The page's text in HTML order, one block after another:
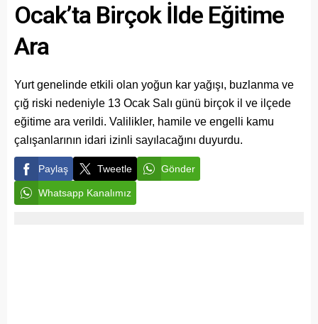
Ocak’ta Birçok İlde Eğitime
Ara
Yurt genelinde etkili olan yoğun kar yağışı, buzlanma ve
çığ riski nedeniyle 13 Ocak Salı günü birçok il ve ilçede
eğitime ara verildi. Valilikler, hamile ve engelli kamu
çalışanlarının idari izinli sayılacağını duyurdu.
Paylaş Tweetle Gönder
Whatsapp Kanalımız